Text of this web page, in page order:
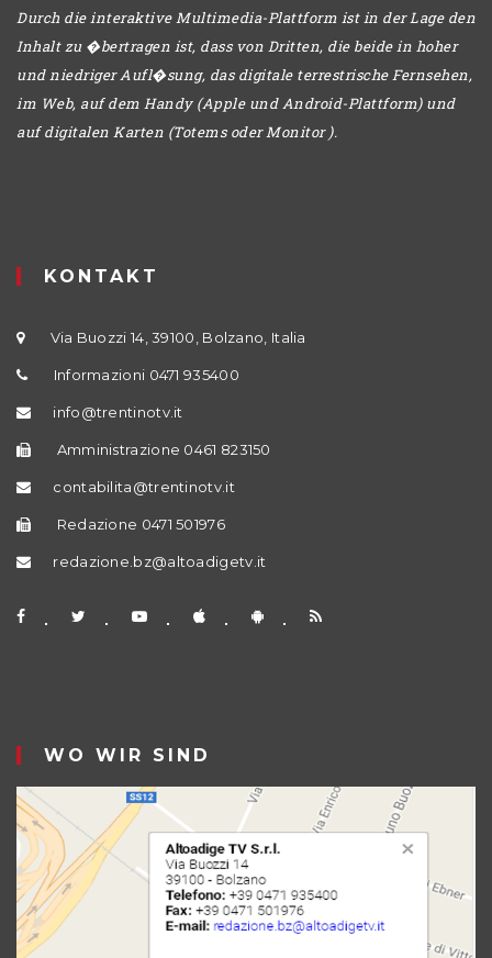
Durch die interaktive Multimedia-Plattform ist in der Lage den
Inhalt zu �bertragen ist, dass von Dritten, die beide in hoher
und niedriger Aufl�sung, das digitale terrestrische Fernsehen,
im Web, auf dem Handy (Apple und Android-Plattform) und
auf digitalen Karten (Totems oder Monitor ).
KONTAKT
Via Buozzi 14, 39100, Bolzano, Italia
Informazioni 0471 935400
info@trentinotv.it
Amministrazione 0461 823150
contabilita@trentinotv.it
Redazione 0471 501976
redazione.bz@altoadigetv.it
WO WIR SIND